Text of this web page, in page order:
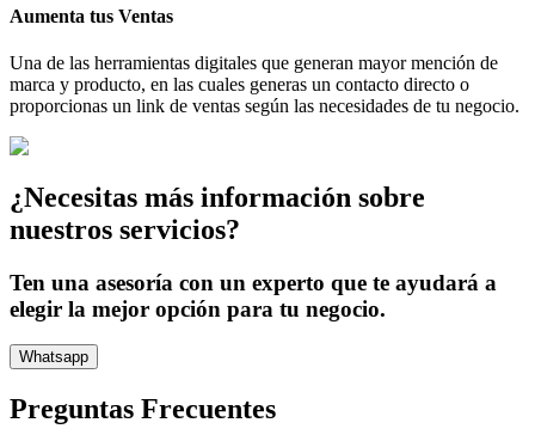
Aumenta tus Ventas
Una de las herramientas digitales que generan mayor mención de
marca y producto, en las cuales generas un contacto directo o
proporcionas un link de ventas según las necesidades de tu negocio.
¿Necesitas más información sobre
nuestros servicios?
Ten una asesoría con un experto que te ayudará a
elegir la mejor opción para tu negocio.
Whatsapp
Preguntas Frecuentes